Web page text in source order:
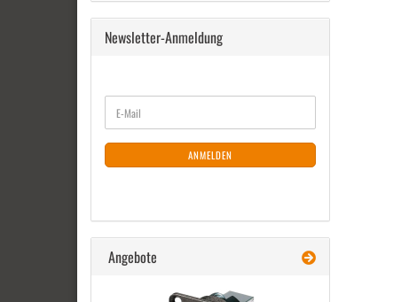
Newsletter-Anmeldung
ZUR
NEWSLETTER-
ANMELDUNG
E-
Mail
ANMELDEN
Angebote